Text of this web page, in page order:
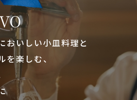
おいしい小皿料理と
を楽しむ、